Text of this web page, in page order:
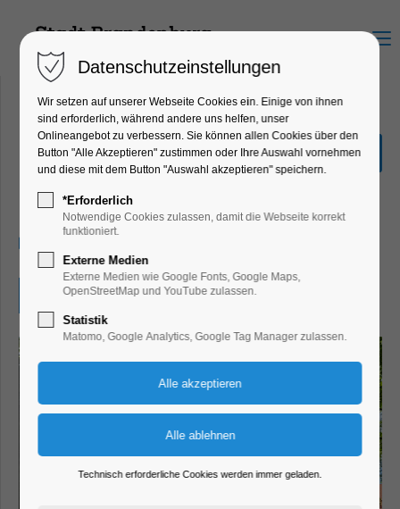
Menu
Lehniner Sommermusiken:
Gottesdienst
Konzert, Musik, Religion
Eintritt frei
Datenschutzeinstellungen
Wir setzen auf unserer Webseite Cookies ein. Einige von ihnen
sind erforderlich, während andere uns helfen, unser
Onlineangebot zu verbessern. Sie können allen Cookies über den
Button "Alle Akzeptieren" zustimmen oder Ihre Auswahl vornehmen
und diese mit dem Button "Auswahl akzeptieren" speichern.
*Erforderlich
Notwendige Cookies zulassen, damit die Webseite korrekt
funktioniert.
Externe Medien
Externe Medien wie Google Fonts, Google Maps,
OpenStreetMap und YouTube zulassen.
Statistik
Matomo, Google Analytics, Google Tag Manager zulassen.
Technisch erforderliche Cookies werden immer geladen.